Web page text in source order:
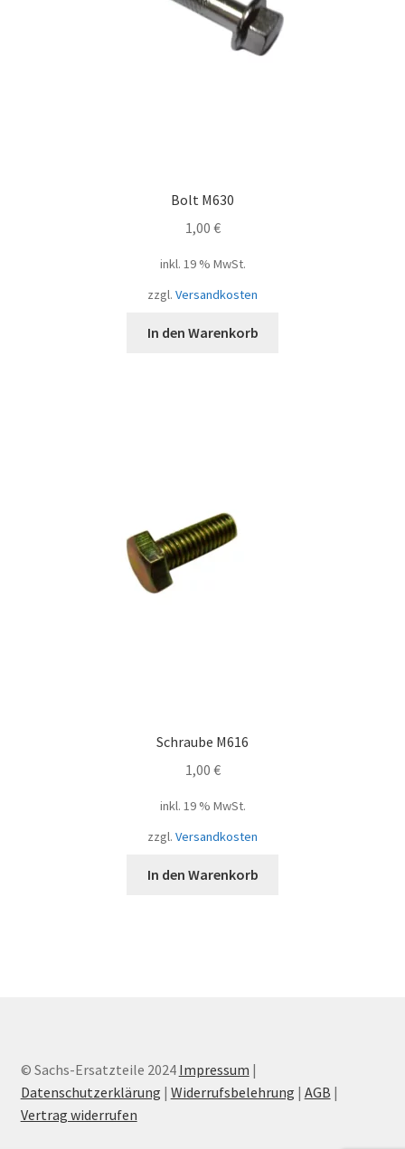
Bolt M630
1,00 €
inkl. 19 % MwSt.
zzgl. Versandkosten
In den Warenkorb
Schraube M616
1,00 €
inkl. 19 % MwSt.
zzgl. Versandkosten
In den Warenkorb
© Sachs-Ersatzteile 2024 Impressum |
Datenschutzerklärung | Widerrufsbelehrung | AGB |
Vertrag widerrufen